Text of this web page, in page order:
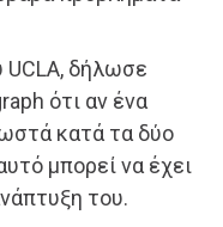
UCLA, δήλωσε
ότι αν ένα
κατά τα δύο
μπορεί να έχει
του.